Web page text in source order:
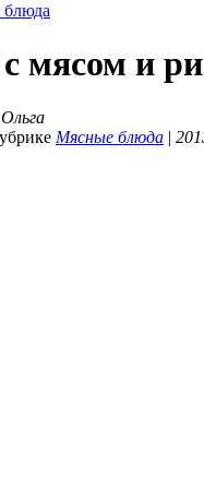
мясом и
Мясные блюда |